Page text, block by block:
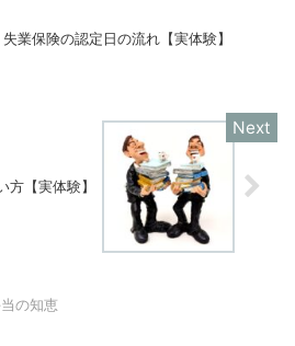
失業保険の認定日の流れ【実体験】
方【実体験】
の知恵